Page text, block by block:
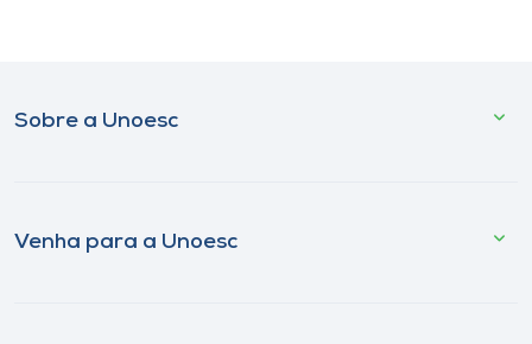
Sobre a Unoesc
Venha para a Unoesc